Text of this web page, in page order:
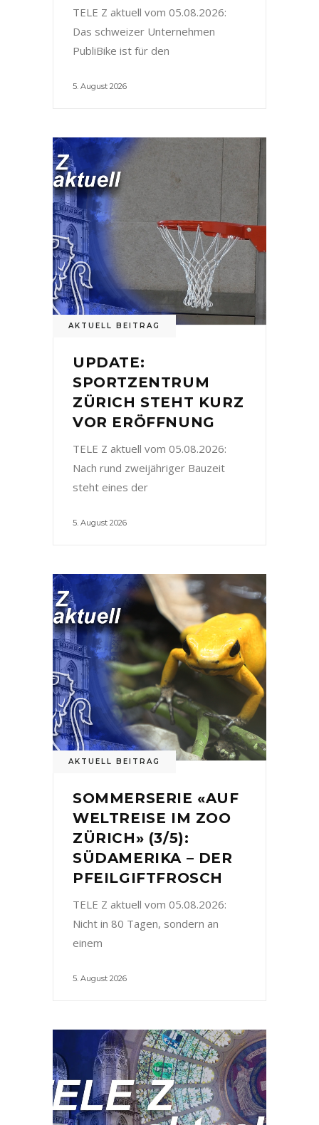
TELE Z aktuell vom 05.08.2026:
Das schweizer Unternehmen
PubliBike ist für den
5. August 2026
AKTUELL BEITRAG
UPDATE:
SPORTZENTRUM
ZÜRICH STEHT KURZ
VOR ERÖFFNUNG
TELE Z aktuell vom 05.08.2026:
Nach rund zweijähriger Bauzeit
steht eines der
5. August 2026
AKTUELL BEITRAG
SOMMERSERIE «AUF
WELTREISE IM ZOO
ZÜRICH» (3/5):
SÜDAMERIKA – DER
PFEILGIFTFROSCH
TELE Z aktuell vom 05.08.2026:
Nicht in 80 Tagen, sondern an
einem
5. August 2026